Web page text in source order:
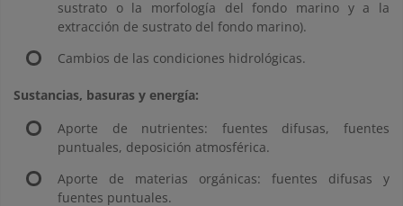
sustrato o la morfología del fondo marino y a la
extracción de sustrato del fondo marino).
Cambios de las condiciones hidrológicas.
Sustancias, basuras y energía:
Aporte de nutrientes: fuentes difusas, fuentes
puntuales, deposición atmosférica.
Aporte de materias orgánicas: fuentes difusas y
fuentes puntuales.